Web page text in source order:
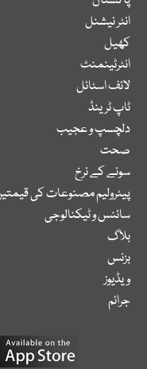
انٹر نیشنل
کھیل
انٹرٹینمنٹ
لائف اسٹائل
ٹاپ ٹرینڈ
دلچسپ و عجیب
صحت
سونے کے نرخ
پیٹرولیم مصنوعات کی
سائنس و ٹیکنالوجی
بلاگ
بزنس
ویڈیوز
جرائم